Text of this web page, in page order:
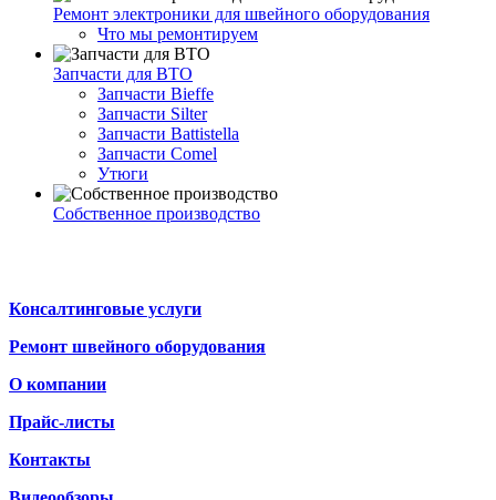
Ремонт электроники для швейного оборудования
Что мы ремонтируем
Запчасти для ВТО
Запчасти Bieffe
Запчасти Silter
Запчасти Battistella
Запчасти Comel
Утюги
Собственное производство
Консалтинговые услуги
Ремонт швейного оборудования
О компании
Прайс-листы
Контакты